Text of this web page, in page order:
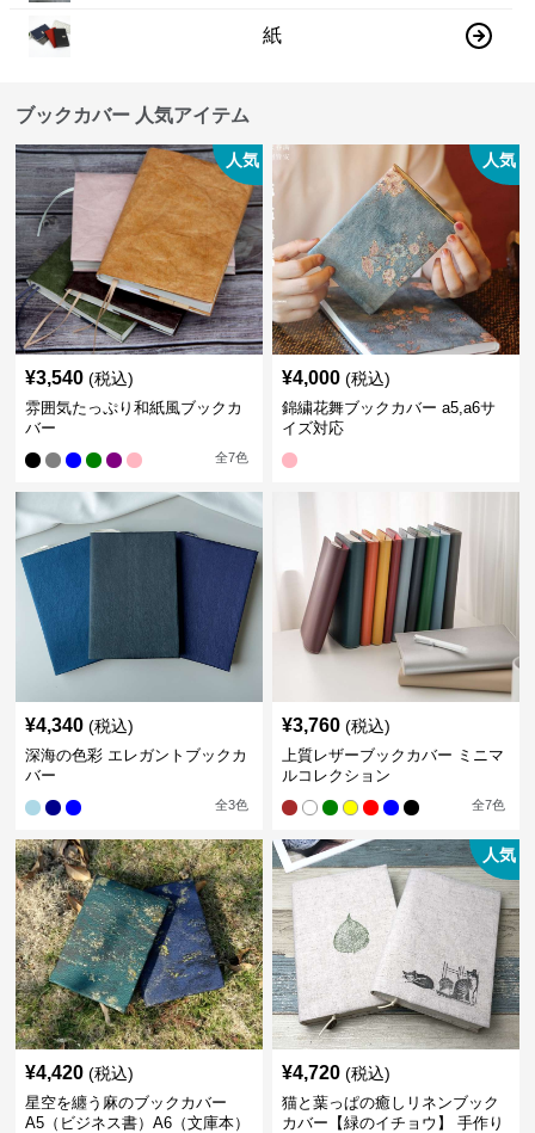
紙
ブックカバー 人気アイテム
人気
¥3,540 (税込)
雰囲気たっぷり和紙風ブックカ
バー
全7色
人気
¥4,000 (税込)
錦繍花舞ブックカバー a5,a6サ
イズ対応
¥4,340 (税込)
深海の色彩 エレガントブックカ
バー
全3色
¥3,760 (税込)
上質レザーブックカバー ミニマ
ルコレクション
全7色
¥4,420 (税込)
星空を纏う麻のブックカバー
A5（ビジネス書）A6（文庫本）
人気
¥4,720 (税込)
猫と葉っぱの癒しリネンブック
カバー【緑のイチョウ】 手作り